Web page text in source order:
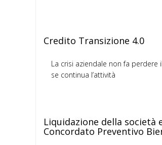
Credito Transizione 4.0
La crisi aziendale non fa perdere
se continua l’attività
Liquidazione della società
Concordato Preventivo